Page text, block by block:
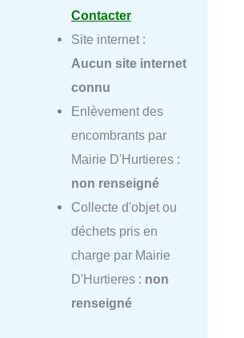
Contacter
Site internet :
Aucun site internet
connu
Enlèvement des
encombrants par
Mairie D'Hurtieres :
non renseigné
Collecte d'objet ou
déchets pris en
charge par Mairie
D'Hurtieres : non
renseigné